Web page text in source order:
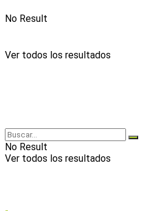
No Result
Ver todos los resultados
No Result
Ver todos los resultados